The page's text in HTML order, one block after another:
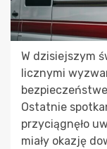
W dzisiejszym
licznymi
Ostatnie
przyciągnęło
miały okazję